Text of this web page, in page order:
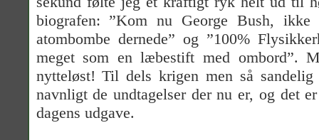
biografen: ”Kom nu George Bush,
atombombe dernede” og ”100%
meget som en læbestift med ombord”.
nytteløst! Til dels krigen men så sandelig
navnligt de undtagelser der nu er, og det
dagens udgave.